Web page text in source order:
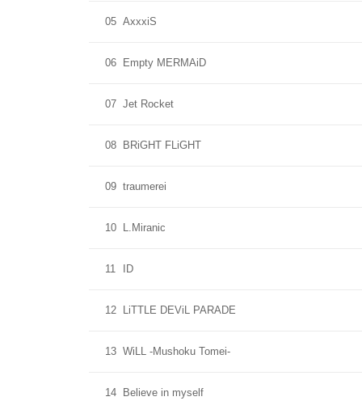
05 AxxxiS
06 Empty MERMAiD
07 Jet Rocket
08 BRiGHT FLiGHT
09 traumerei
10 L.Miranic
11 ID
12 LiTTLE DEViL PARADE
13 WiLL -Mushoku Tomei-
14 Believe in myself